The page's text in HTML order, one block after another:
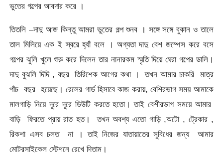
ভুতের গল্পের আবদার করে ।
তিতলি –দাদু আজ কিন্তু আমরা ভুতের গল্প শুনব । সঙ্গে সঙ্গে বুকান ও তালে
তাল মিলিয়ে এক ই স্বরে হ্যাঁ বলে । অগ্যতা দাদু বেশ জম্পেস করে বসে
গল্পের ঝুলি খুলে শুরু করে দিলেন তার নানারকম স্মৃতি দিয়ে ঘেরা গল্পের ডালি।
দাদু বুঝলি দিদি , বছর তিরিশেক আগের কথা । তখন আমার চাকরি মাত্র
পাঁচ বছর হয়েছে। রেলের গার্ড হিসাবে কাজ করায়, বেশিরভাগ সময় আমাকে
মালগাড়ি নিয়ে দূরে দূরে ডিউটি করতে হতো। তাই বেশীরভাগ সময়ে আমার
বাড়ি ফিরতে প্রায় রাত হত। তখন অবশ্য এতো গাড়ি ,অটো , ট্রেকার ,
রিকশা এসব চলত না । তাই নিজের যাতায়াতের সুবিধের জন্য আমার
মোটরসাইকেল স্টেশনে রেখে দিতাম।